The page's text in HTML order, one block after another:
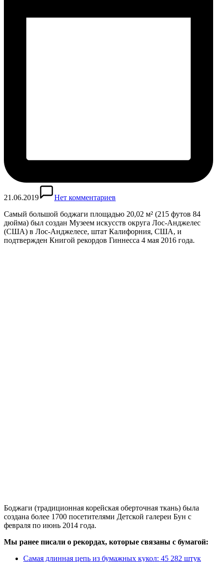
21.06.2019
Нет комментариев
Самый большой боджаги площадью 20,02 м² (215 футов 84
дюйма) был создан Музеем искусств округа Лос-Анджелес
(США) в Лос-Анджелесе, штат Калифорния, США, и
подтвержден Книгой рекордов Гиннесса 4 мая 2016 года.
Боджаги (традиционная корейская оберточная ткань) была
создана более 1700 посетителями Детской галереи Бун с
февраля по июнь 2014 года.
Мы ранее писали о рекордах, которые связаны с бумагой:
Самая длинная цепь из бумажных кукол: 45 282 штук